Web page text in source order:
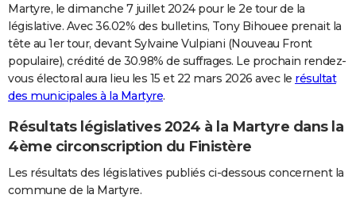
Dictionnaire
Biographies
Citations
Expressions
Proverbes
PROGRAMME TV
COPAINS D'AVANT
S'inscrire
Se connecter
Lycées
Collèges
Primaires
Universités
Entreprises
Service militaire
Avis de recherche
AVIS DE DÉCÈS
Martyre, le dimanche 7 juillet 2024 pour le 2e tour de la
législative. Avec 36.02% des bulletins, Tony Bihouee prenait la
tête au 1er tour, devant Sylvaine Vulpiani (Nouveau Front
populaire), crédité de 30.98% de suffrages. Le prochain rendez-
vous électoral aura lieu les 15 et 22 mars 2026 avec le résultat
des municipales à la Martyre.
Résultats législatives 2024 à la Martyre dans la
4ème circonscription du Finistère
Les résultats des législatives publiés ci-dessous concernent la
commune de la Martyre.